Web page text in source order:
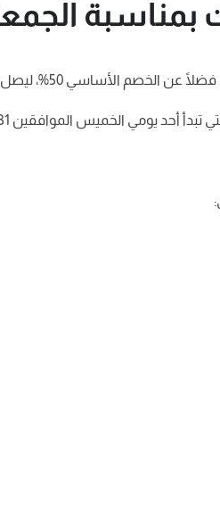
الخميس الموافقين 31 نوفمبر و7 ديسمبر.